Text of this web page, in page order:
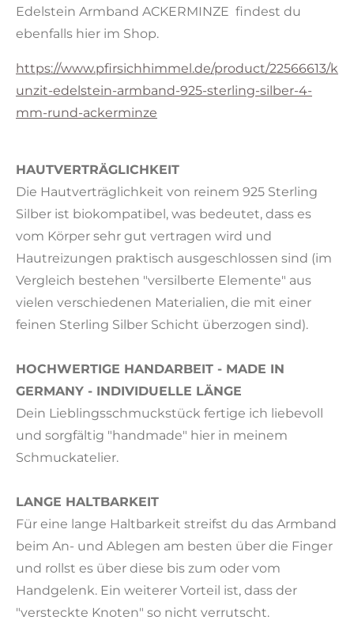
Edelstein Armband ACKERMINZE findest du
ebenfalls hier im Shop.
https://www.pfirsichhimmel.de/product/22566613/k
unzit-edelstein-armband-925-sterling-silber-4-
mm-rund-ackerminze
HAUTVERTRÄGLICHKEIT
Die Hautverträglichkeit von reinem 925 Sterling
Silber ist biokompatibel, was bedeutet, dass es
vom Körper sehr gut vertragen wird und
Hautreizungen praktisch ausgeschlossen sind (im
Vergleich bestehen "versilberte Elemente" aus
vielen verschiedenen Materialien, die mit einer
feinen Sterling Silber Schicht überzogen sind).
HOCHWERTIGE HANDARBEIT - MADE IN
GERMANY - INDIVIDUELLE LÄNGE
Dein Lieblingsschmuckstück fertige ich liebevoll
und sorgfältig "handmade" hier in meinem
Schmuckatelier.
LANGE HALTBARKEIT
Für eine lange Haltbarkeit streifst du das Armband
beim An- und Ablegen am besten über die Finger
und rollst es über diese bis zum oder vom
Handgelenk. Ein weiterer Vorteil ist, dass der
"versteckte Knoten" so nicht verrutscht.